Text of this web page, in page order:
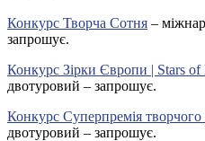
Конкурс Творча Сотня –
запрошує.
Конкурс Зірки Європи | Stars of
двотуровий – запрошує.
Конкурс Суперпремія творчого
двотуровий – запрошує.